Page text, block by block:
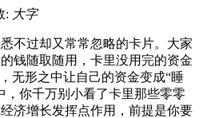
: 大字
过却又常常忽略的卡片。大家
钱随取随用，卡里没用完的资金
无形之中让自己的资金变成“睡
，你千万别小看了卡里那些零零
济增长发挥点作用，前提是你要